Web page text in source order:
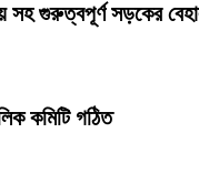
সহ গুরুত্বপূর্ণ সড়কের
কমিটি গঠিত